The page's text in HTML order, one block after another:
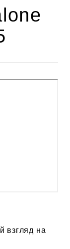
взгляд на